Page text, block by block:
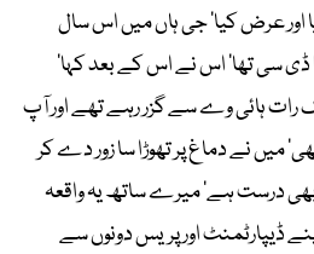
اور عرض کیا‘ جی ہاں میں اس سال
سی تھا‘ اس نے اس کے بعد کہا‘
رات ہائی وے سے گزر رہے تھے اور آپ
میں نے دماغ پر تھوڑا سا زور دے کر
درست ہے‘ میرے ساتھ یہ واقعہ
ڈیپارٹمنٹ اور پریس دونوں سے